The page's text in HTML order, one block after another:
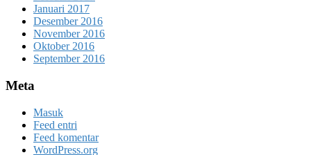
Januari 2017
Desember 2016
November 2016
Oktober 2016
September 2016
Meta
Masuk
Feed entri
Feed komentar
WordPress.org